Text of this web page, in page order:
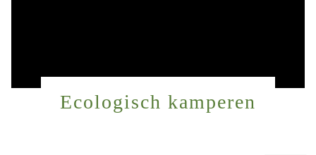
Ecologisch kamperen